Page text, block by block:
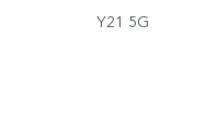
Y21 5G